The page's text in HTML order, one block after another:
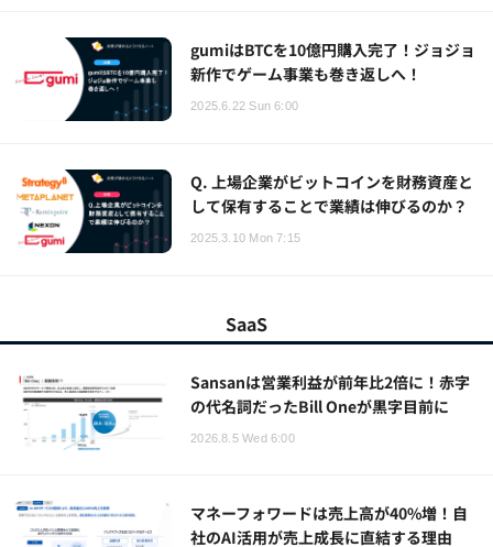
gumiはBTCを10億円購入完了！ジョジョ
新作でゲーム事業も巻き返しへ！
2025.6.22 Sun 6:00
Q. 上場企業がビットコインを財務資産と
して保有することで業績は伸びるのか？
2025.3.10 Mon 7:15
SaaS
Sansanは営業利益が前年比2倍に！赤字
の代名詞だったBill Oneが黒字目前に
2026.8.5 Wed 6:00
マネーフォワードは売上高が40%増！自
社のAI活用が売上成長に直結する理由